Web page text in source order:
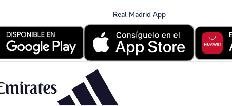
Real Madrid App